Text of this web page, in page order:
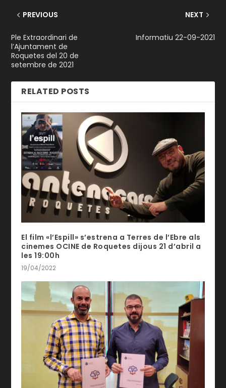
PREVIOUS
Ple Extraordinari de
l’Ajuntament de
Roquetes del 20 de
setembre de 2021
NEXT
Informatiu 22-09-2021
RELATED POSTS
El film «l’Espill» s’estrena a Terres de l’Ebre als
cinemes OCINE de Roquetes dijous 21 d’abril a
les 19:00h
19/04/2022